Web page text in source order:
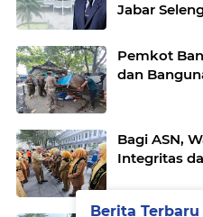
Jabar
Pemkot
dan
Bagi ASN,
Integritas
Berita Terbaru